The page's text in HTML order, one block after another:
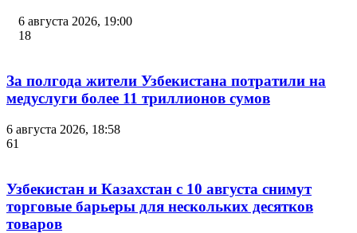
6 августа 2026, 19:00
18
За полгода жители Узбекистана потратили на
медуслуги более 11 триллионов сумов
6 августа 2026, 18:58
61
Узбекистан и Казахстан с 10 августа снимут
торговые барьеры для нескольких десятков
товаров